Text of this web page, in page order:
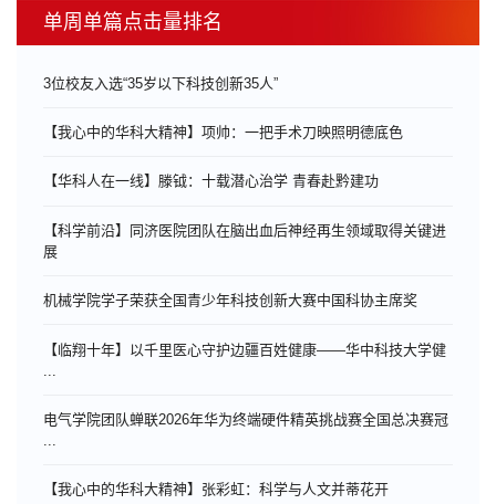
单周单篇点击量排名
3位校友入选“35岁以下科技创新35人”
【我心中的华科大精神】项帅：一把手术刀映照明德底色
【华科人在一线】滕钺：十载潜心治学 青春赴黔建功
【科学前沿】同济医院团队在脑出血后神经再生领域取得关键进
展
机械学院学子荣获全国青少年科技创新大赛中国科协主席奖
【临翔十年】以千里医心守护边疆百姓健康——华中科技大学健
电气学院团队蝉联2026年华为终端硬件精英挑战赛全国总决赛冠
【我心中的华科大精神】张彩虹：科学与人文并蒂花开